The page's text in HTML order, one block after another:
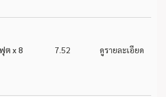
ต x 8 7.52 ดูรายละเอียด